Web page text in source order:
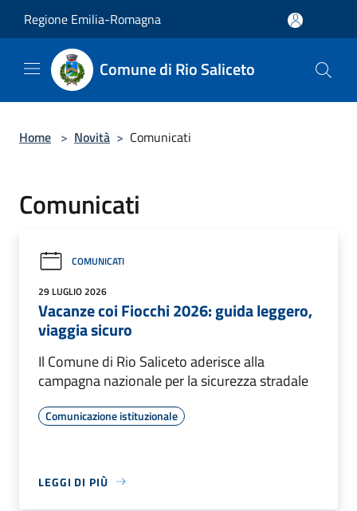
Regione Emilia-Romagna
Comune di Rio Saliceto
Home > Novità > Comunicati
Comunicati
COMUNICATI
29 LUGLIO 2026
Vacanze coi Fiocchi 2026: guida leggero,
viaggia sicuro
Il Comune di Rio Saliceto aderisce alla
campagna nazionale per la sicurezza stradale
Comunicazione istituzionale
LEGGI DI PIÙ